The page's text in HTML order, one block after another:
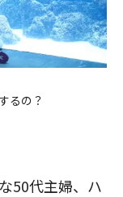
るの？
50代主婦、ハ